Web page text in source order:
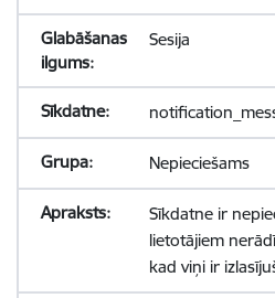
Sesija
Nepieciešams
Sīkdatne ir
lietotājiem
kad viņi ir